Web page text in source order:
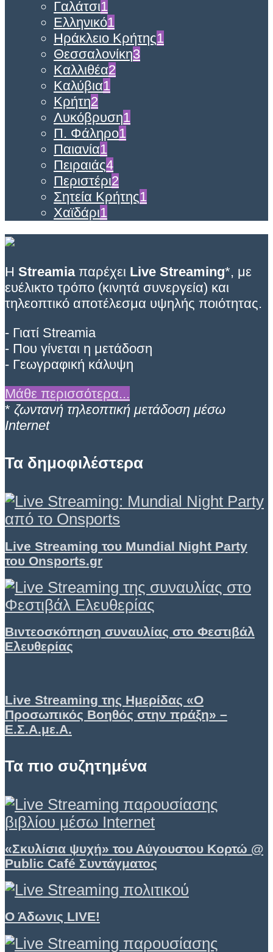
Γαλάτσι1
Ελληνικό1
Ηράκλειο Κρήτης1
Θεσσαλονίκη3
Καλλιθέα2
Καλύβια1
Κρήτη2
Λυκόβρυση1
Π. Φάληρο1
Παιανία1
Πειραιάς4
Περιστέρι2
Σητεία Κρήτης1
Χαϊδάρι1
Η Streamiaπαρέχει Live Streaming*, με
ευέλικτο τρόπο (κινητά συνεργεία) και
τηλεοπτικό αποτέλεσμα υψηλής ποιότητας.
- Γιατί Streamia
- Που γίνεται η μετάδοση
- Γεωγραφική κάλυψη
Μάθε περισσότερα...
* ζωντανή τηλεοπτική μετάδοση μέσω
Internet
Τα δημοφιλέστερα
Live Streaming του Mundial Night Party
του Onsports.gr
Βιντεοσκόπηση συναυλίας στο Φεστιβάλ
Ελευθερίας
Live Streaming της Ημερίδας «Ο
Προσωπικός Βοηθός στην πράξη» –
Ε.Σ.Α.με.Α.
Τα πιο συζητημένα
«Σκυλίσια ψυχή» του Αύγουστου Κορτώ @
Public Café Συντάγματος
Ο Άδωνις LIVE!